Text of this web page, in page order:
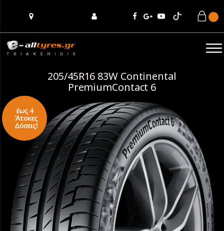
205/45R16 83W Continental
PremiumContact 6
έως 4
Άτοκες
Δόσεις!